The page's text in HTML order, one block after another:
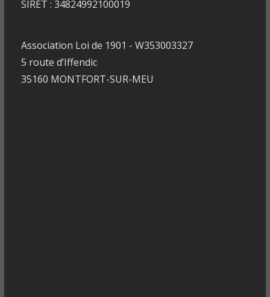
SIRET : 34824992100019
Association Loi de 1901 - W353003327
5 route d’Iffendic
35160 MONTFORT-SUR-MEU